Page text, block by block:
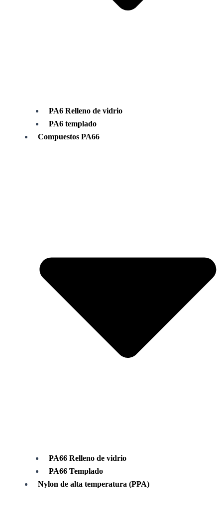
PA6 Relleno de vidrio
PA6 templado
Compuestos PA66
PA66 Relleno de vidrio
PA66 Templado
Nylon de alta temperatura (PPA)